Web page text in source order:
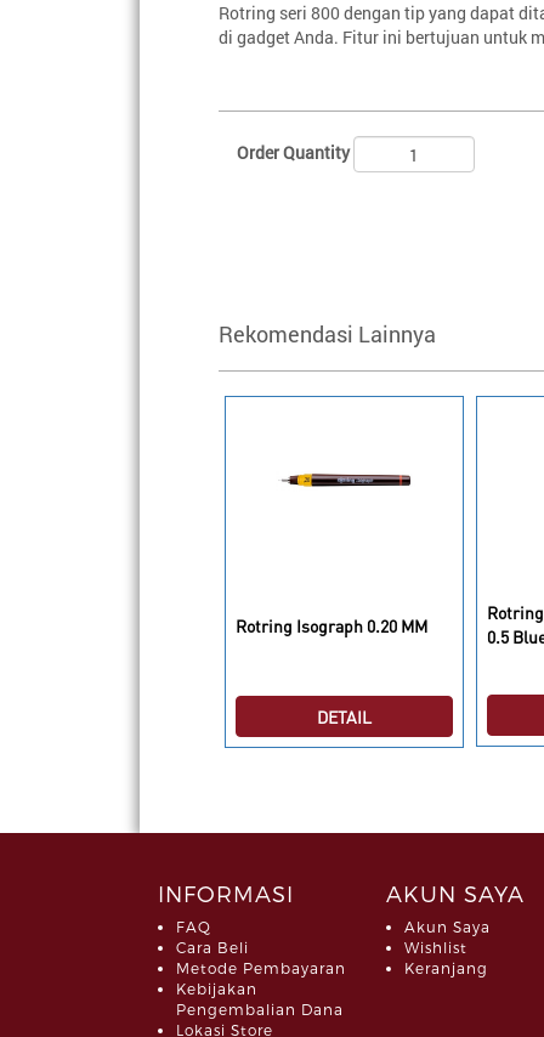
Rotring seri 800 dengan tip yang dapat
di gadget Anda. Fitur ini bertujuan untuk
Order Quantity
Rekomendasi Lainnya
Rotring Isograph 0.20 MM
DETAIL
0.5
INFORMASI
FAQ
Cara Beli
Metode Pembayaran
Kebijakan
Pengembalian Dana
Lokasi Store
AKUN SAYA
Akun Saya
Wishlist
Keranjang